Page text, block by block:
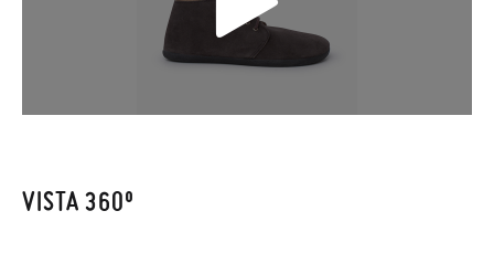
Sólo en Pisamonas envíos y cambios gratis, sin importe
mínimo, sin preguntas. El precio final será el de los zapatos que
elijas, y si cuando te lleguen no te valen, sólo tienes que entrar
recogeremos la primera, sin gastos, en unos pocos días!
VISTA 360º